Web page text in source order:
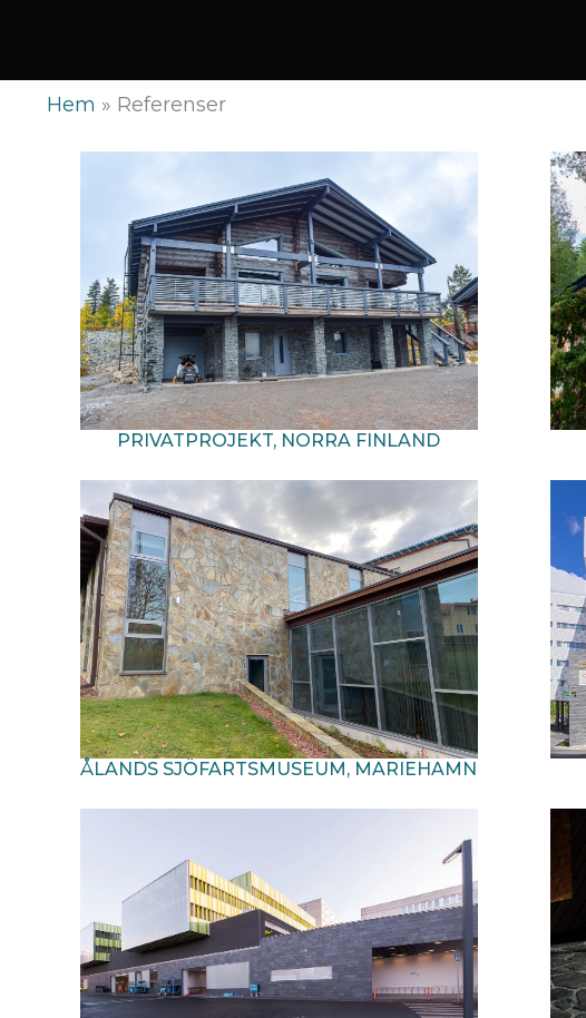
Hem » Referenser
PRIVATPROJEKT, NORRA FINLAND
ÅLANDS SJÖFARTSMUSEUM, MARIEHAMN